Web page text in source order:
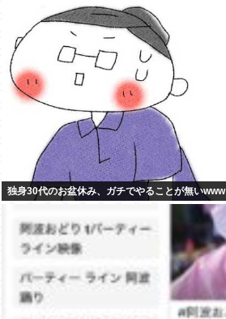
独身30代のお盆休み、ガチでやることが無いwww